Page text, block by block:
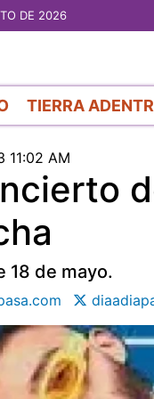
DE 2026
TIERRA
11:02 AM
18 de mayo.